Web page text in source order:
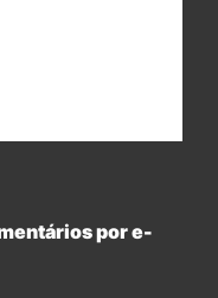
por e-